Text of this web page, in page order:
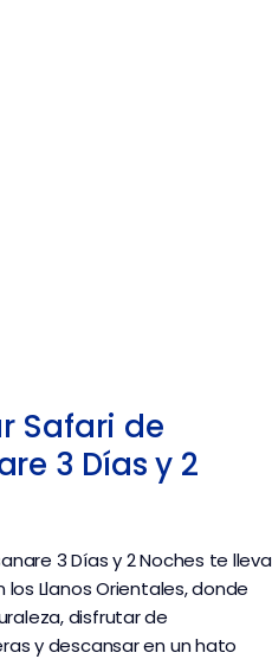
Safari de
3 Días y 2
3 Días y 2 Noches te lleva
los Llanos Orientales, donde
disfrutar de
y descansar en un hato